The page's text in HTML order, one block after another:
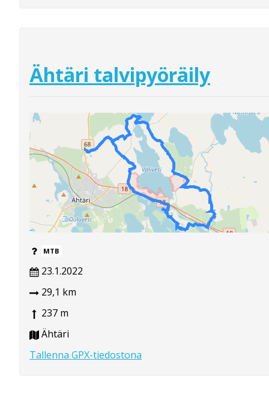
Ähtäri talvipyöräily
MTB
23.1.2022
29,1 km
237 m
Ähtäri
Tallenna GPX-tiedostona